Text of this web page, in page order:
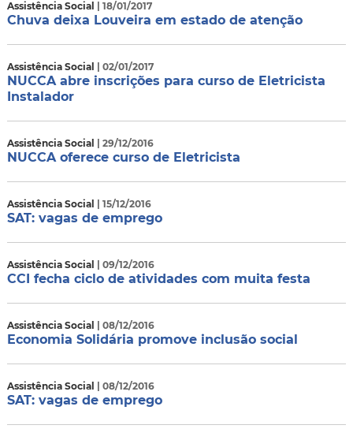
Assistência Social | 18/01/2017
Chuva deixa Louveira em estado de atenção
Assistência Social | 02/01/2017
NUCCA abre inscrições para curso de Eletricista
Instalador
Assistência Social | 29/12/2016
NUCCA oferece curso de Eletricista
Assistência Social | 15/12/2016
SAT: vagas de emprego
Assistência Social | 09/12/2016
CCI fecha ciclo de atividades com muita festa
Assistência Social | 08/12/2016
Economia Solidária promove inclusão social
Assistência Social | 08/12/2016
SAT: vagas de emprego